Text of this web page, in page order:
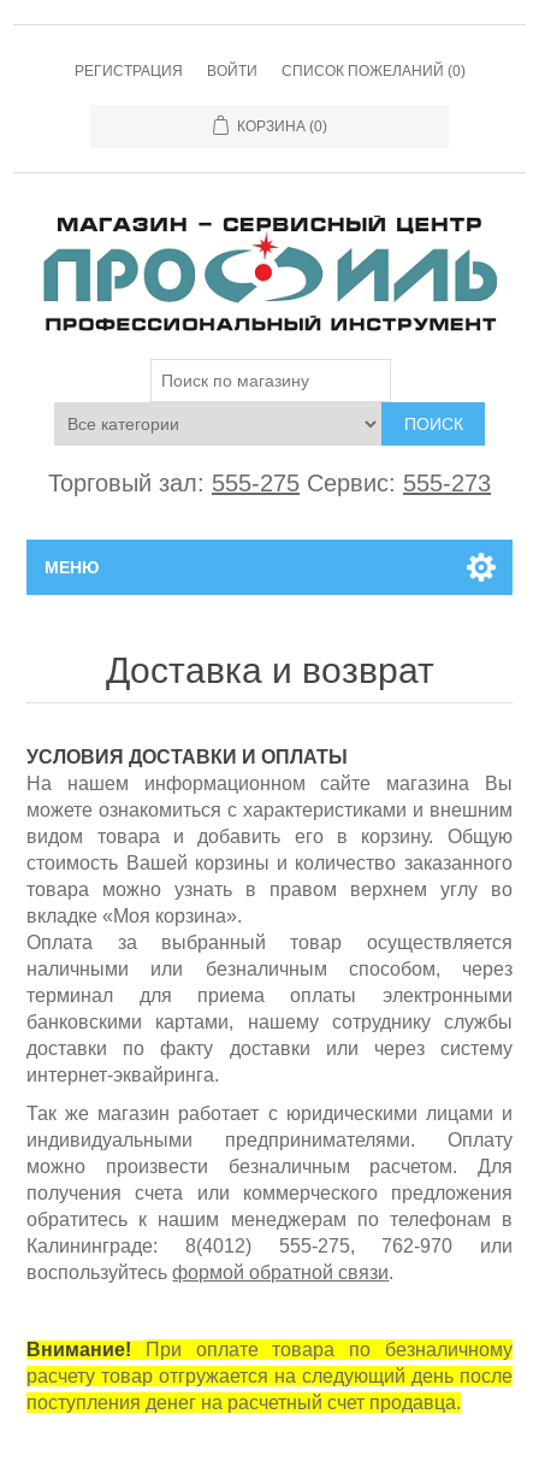
РЕГИСТРАЦИЯ ВОЙТИ СПИСОК ПОЖЕЛАНИЙ (0)
КОРЗИНА (0)
ПОИСК
Торговый зал: 555-275 Сервис: 555-273
МЕНЮ
Новинки
Каталог
Электроинструмент
Поиск
Сервисный центр
Ремонт инструмента марки Makita
Ремонт инструмента марки Champion
Ремонт инструмента марки DCK
Ремонт инструмента марки Elitech
Сервисный центр JET
Производители
Сервисы
Новости
Контакты
Доставка и возврат
УСЛОВИЯ ДОСТАВКИ И ОПЛАТЫ
На нашем информационном сайте магазина
Вы
можете ознакомиться с характеристиками и внешним
видом товара и добавить его в корзину. Общую
стоимость Вашей корзины и количество заказанного
товара можно узнать в правом верхнем углу во
вкладке «Моя корзина».
Оплата за выбранный товар осуществляется
наличными или безналичным способом, через
терминал для приема оплаты электронными
банковскими картами, нашему сотруднику службы
доставки по факту доставки или через систему
интернет-эквайринга.
Так же магазин работает с юридическими лицами и
индивидуальными предпринимателями. Оплату
можно произвести безналичным расчетом. Для
получения счета или коммерческого предложения
обратитесь к нашим менеджерам по телефонам в
Калининграде: 8(4012) 555-275, 762-970 или
воспользуйтесьформой обратной связи.
Внимание!
При оплате товара по безналичному
расчету товар отгружается на следующий день после
поступления денег на расчетный счет продавца.